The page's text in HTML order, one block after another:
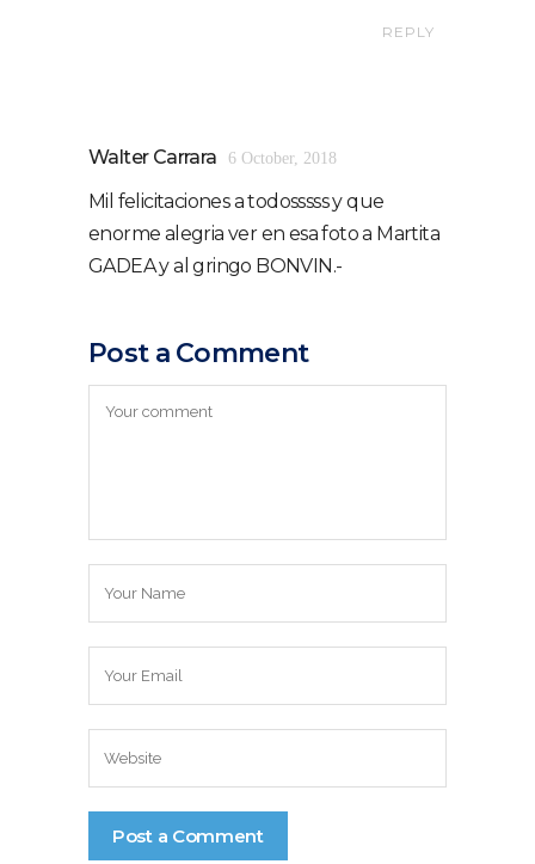
REPLY
Walter Carrara 6 October, 2018
Mil felicitaciones a todosssss y que
enorme alegria ver en esa foto a Martita
GADEA y al gringo BONVIN.-
Post a Comment